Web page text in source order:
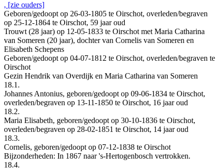
, [zie ouders]
Geboren/gedoopt op 26-03-1805 te Oirschot, overleden/begraven
op 25-12-1864 te Oirschot, 59 jaar oud
Trouwt (28 jaar) op 12-05-1833 te Oirschot met Maria Catharina
van Someren (20 jaar), dochter van Cornelis van Someren en
Elisabeth Schepens
Geboren/gedoopt op 04-07-1812 te Oirschot, overleden/begraven te
Oirschot
Gezin Hendrik van Overdijk en Maria Catharina van Someren
18.1.
Johannes Antonius, geboren/gedoopt op 09-06-1834 te Oirschot,
overleden/begraven op 13-11-1850 te Oirschot, 16 jaar oud
18.2.
Maria Elisabeth, geboren/gedoopt op 30-10-1836 te Oirschot,
overleden/begraven op 28-02-1851 te Oirschot, 14 jaar oud
18.3.
Cornelis, geboren/gedoopt op 07-12-1838 te Oirschot
Bijzonderheden: In 1867 naar 's-Hertogenbosch vertrokken.
18.4.